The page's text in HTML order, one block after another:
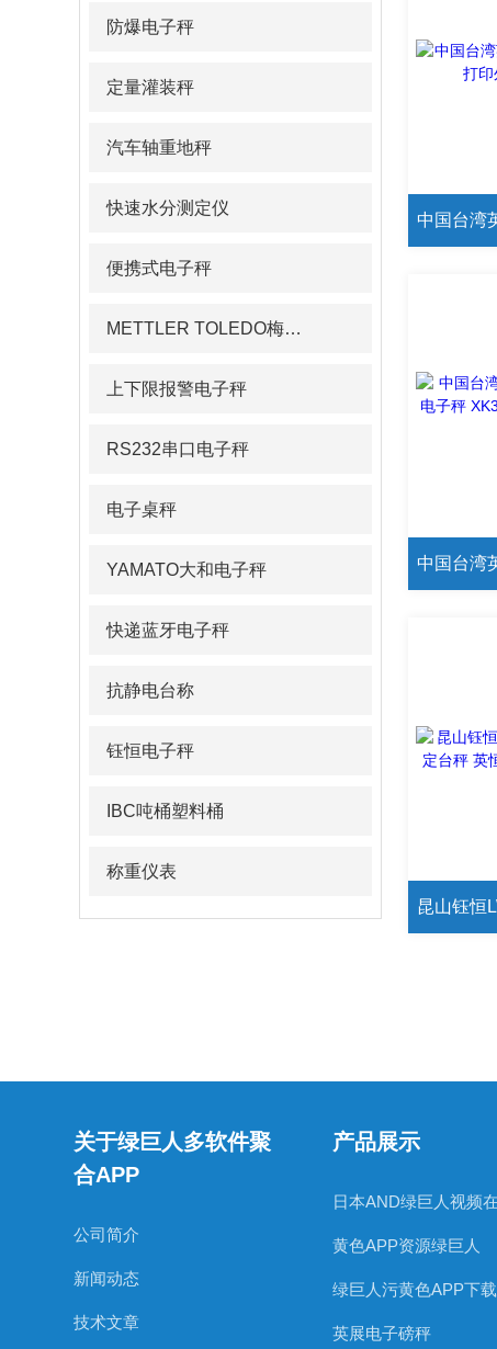
防爆电子秤
定量灌装秤
汽车轴重地秤
快速水分测定仪
便携式电子秤
METTLER TOLEDO梅特勒pH计/电导率仪
上下限报警电子秤
RS232串口电子秤
电子桌秤
YAMATO大和电子秤
快递蓝牙电子秤
抗静电台称
钰恒电子秤
IBC吨桶塑料桶
称重仪表
关于绿巨人多软件聚
合APP
公司简介
新闻动态
技术文章
产品展示
黄色APP资源绿巨人
绿巨人污黄色APP下载
英展电子磅秤